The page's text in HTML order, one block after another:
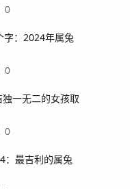
0
字：2024年属兔
0
一无二的女孩取
0
：最吉利的属兔